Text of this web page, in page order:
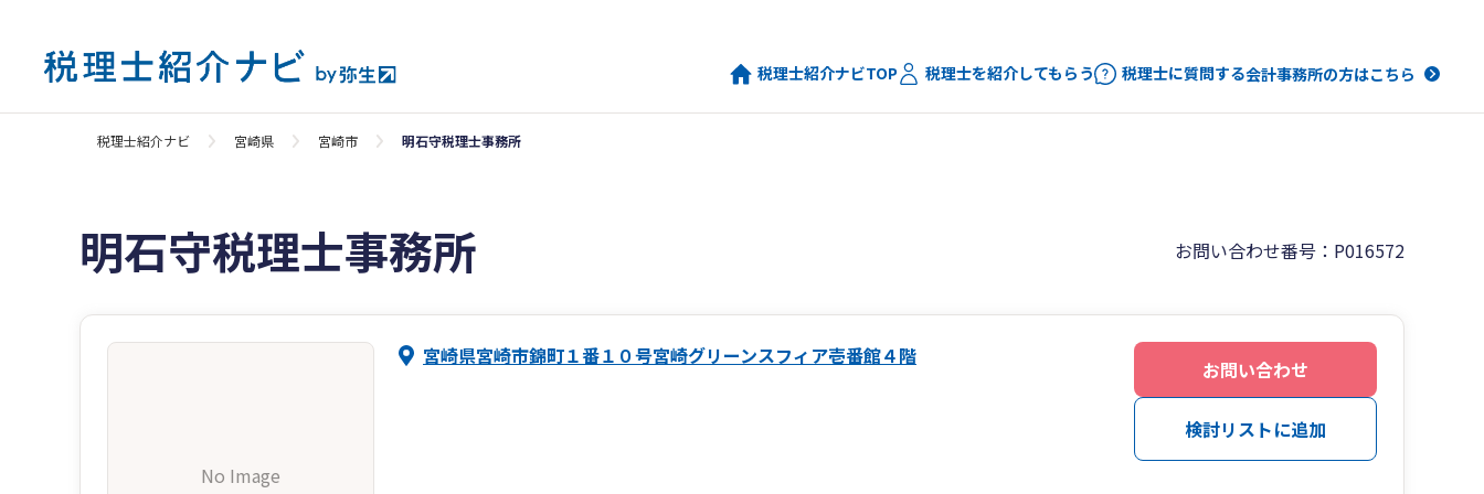
税理士紹介ナビTOP 税理士を紹介してもらう 税理士に質問する会計事務所の方はこちら
税理士紹介ナビ 宮崎県 宮崎市 明石守税理士事務所
明石守税理士事務所 お問い合わせ番号：P016572
No Image
宮崎県宮崎市錦町１番１０号宮崎グリーンスフィア壱番館４階
お問い合わせ
検討リストに追加